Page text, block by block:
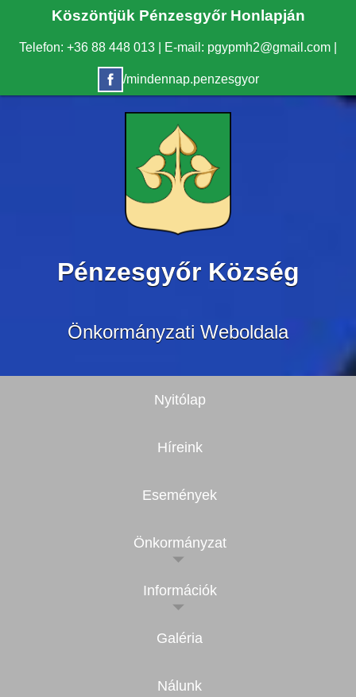
Köszöntjük Pénzesgyőr Honlapján
Telefon: +36 88 448 013 E-mail: pgypmh2@gmail.com
/mindennap.penzesgyor
Pénzesgyőr Község
Önkormányzati Weboldala
Nyitólap
Híreink
Események
Önkormányzat
Információk
Galéria
Nálunk